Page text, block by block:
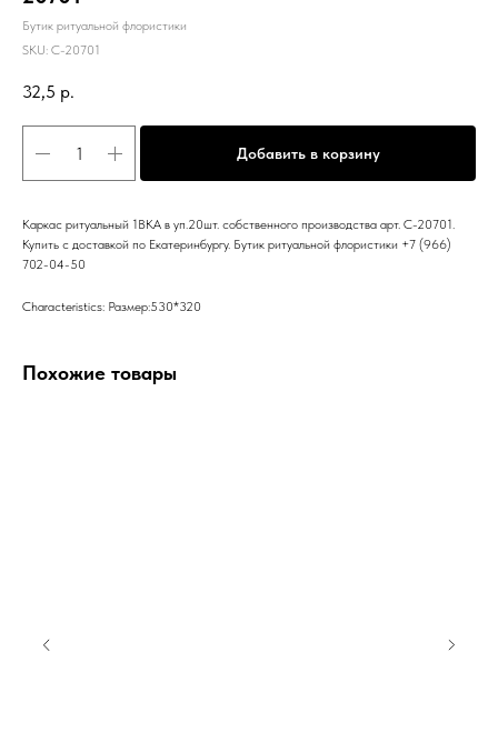
Бутик ритуальной флористики
SKU: C-20701
32,5 р.
Добавить в корзину
Каркас ритуальный 1ВКА в уп.20шт. собственного производства арт. C-20701.
Купить с доставкой по Екатеринбургу. Бутик ритуальной флористики +7 (966)
702-04-50
Characteristics: Размер:530*320
Похожие товары